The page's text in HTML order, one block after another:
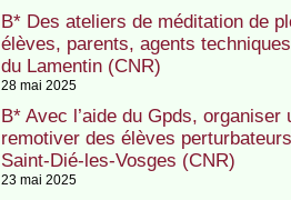
B* Des ateliers de méditation de
élèves, parents, agents
du Lamentin (CNR)
28 mai 2025
B* Avec l’aide du Gpds,
remotiver des élèves
Saint-Dié-les-Vosges (CNR)
23 mai 2025